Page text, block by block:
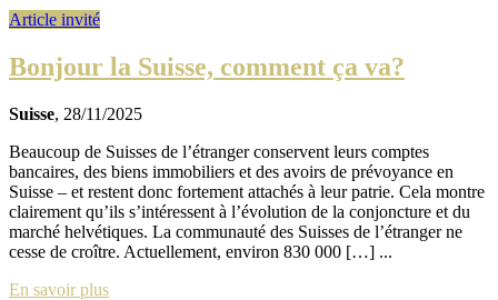
Article invité
Bonjour la Suisse, comment ça va?
Suisse, 28/11/2025
Beaucoup de Suisses de l’étranger conservent leurs comptes
bancaires, des biens immobiliers et des avoirs de prévoyance en
Suisse – et restent donc fortement attachés à leur patrie. Cela montre
clairement qu’ils s’intéressent à l’évolution de la conjoncture et du
marché helvétiques. La communauté des Suisses de l’étranger ne
cesse de croître. Actuellement, environ 830 000 […] ...
En savoir plus